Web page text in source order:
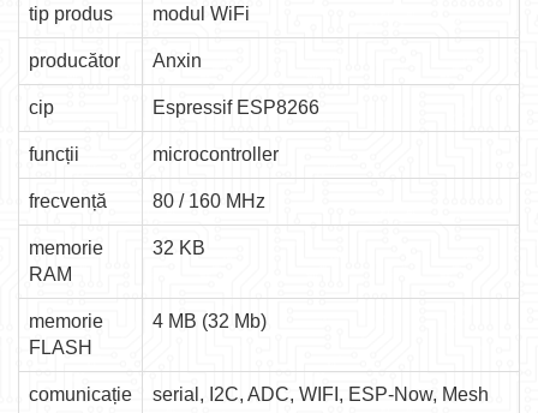
tip produs modul WiFi
producător Anxin
cip Espressif ESP8266
funcții microcontroller
frecvență 80 / 160 MHz
memorie
RAM
32 KB
memorie
FLASH
4 MB (32 Mb)
comunicație serial, I2C, ADC, WIFI, ESP-Now, Mesh